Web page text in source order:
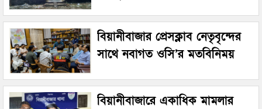
বিয়ানীবাজার প্রেসক্লাব নেতৃবৃন্দের
সাথে নবাগত ওসি’র মতবিনিময়
বিয়ানীবাজারে একাধিক মামলার